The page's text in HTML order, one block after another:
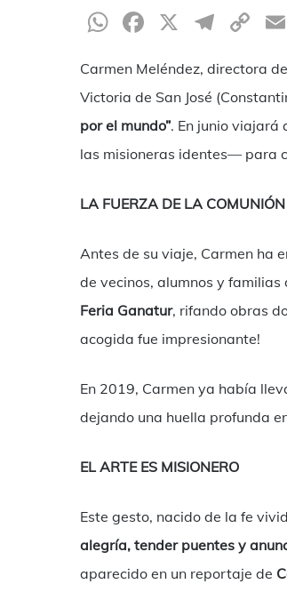
WhatsApp
Facebook
X
Carmen Meléndez, directora
Victoria de San José
por el mundo”. En junio viajará
las misioneras identes— para
LA FUERZA DE LA COMUNIÓN
Antes de su viaje, Carmen ha
de vecinos, alumnos y
Feria Ganatur, rifando obras
acogida fue impresionante!
En 2019, Carmen ya había
dejando una huella profunda
EL ARTE ES MISIONERO
Este gesto, nacido de la fe
alegría, tender puentes y
aparecido en un reportaje de